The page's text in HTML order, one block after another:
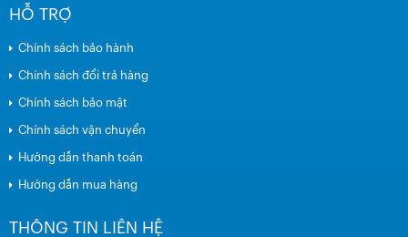
HỖ TRỢ
Chính sách bảo hành
Chính sách đổi trả hàng
Chính sách bảo mật
Chính sách vận chuyển
Hướng dẫn thanh toán
Hướng dẫn mua hàng
THÔNG TIN LIÊN HỆ